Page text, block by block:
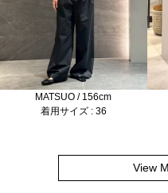
MATSUO / 156cm
着用サイズ : 36
View